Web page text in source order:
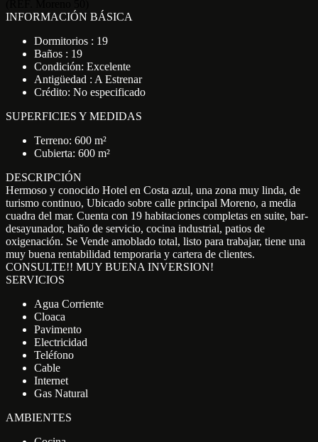
INFORMACIÓN BÁSICA
Dormitorios : 19
Baños : 19
Condición: Excelente
Antigüedad : A Estrenar
Crédito: No especificado
SUPERFICIES Y MEDIDAS
Terreno: 600 m²
Cubierta: 600 m²
DESCRIPCIÓN
Hermoso y conocido Hotel en Costa azul, una zona muy linda, de
turismo continuo, Ubicado sobre calle principal Moreno, a media
cuadra del mar. Cuenta con 19 habitaciones completas en suite, bar-
desayunador, baño de servicio, cocina industrial, patios de
oxigenación. Se Vende amoblado total, listo para trabajar, tiene una
muy buena rentabilidad temporaria y cartera de clientes.
CONSULTE!! MUY BUENA INVERSION!
SERVICIOS
Agua Corriente
Cloaca
Pavimento
Electricidad
Teléfono
Cable
Internet
Gas Natural
AMBIENTES